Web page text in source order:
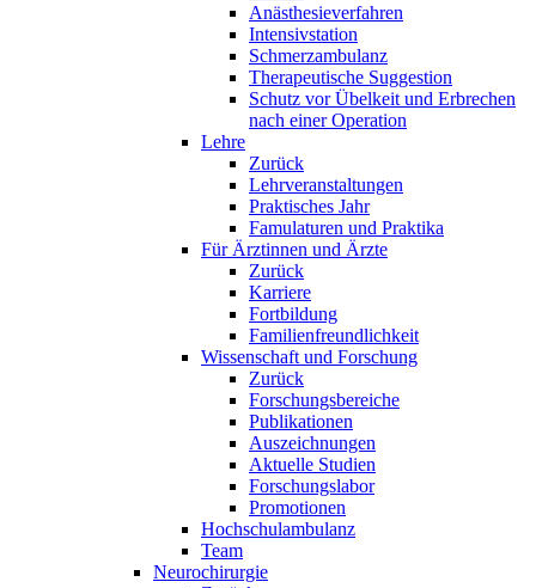
Anästhesieverfahren
Intensivstation
Schmerzambulanz
Therapeutische Suggestion
Schutz vor Übelkeit und Erbrechen
nach einer Operation
Lehre
Zurück
Lehrveranstaltungen
Praktisches Jahr
Famulaturen und Praktika
Für Ärztinnen und Ärzte
Zurück
Karriere
Fortbildung
Familienfreundlichkeit
Wissenschaft und Forschung
Zurück
Forschungsbereiche
Publikationen
Auszeichnungen
Aktuelle Studien
Forschungslabor
Promotionen
Hochschulambulanz
Team
Neurochirurgie